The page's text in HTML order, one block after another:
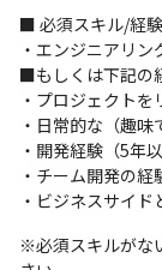
親会社は上場企業
ることも可能です
※弊社代表と親会
■ この募集の面白
・初めての募集と
重なポジションで
・3DCG×エンジ
ることができます
・代表が37歳と若
・これから上場を
■ 必須スキル/経験
・エンジニアリ
■もしくは下記の
・プロジェクト
・日常的な（趣
・開発経験（5年以
・チーム開発の経
・ビジネスサイ
※必須スキルがな